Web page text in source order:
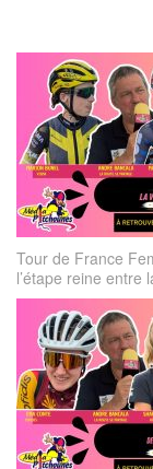
Tour de France
l’étape reine entre